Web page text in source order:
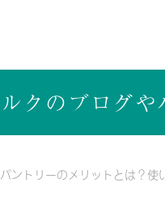
クのブログや
ントリーのメリットとは？